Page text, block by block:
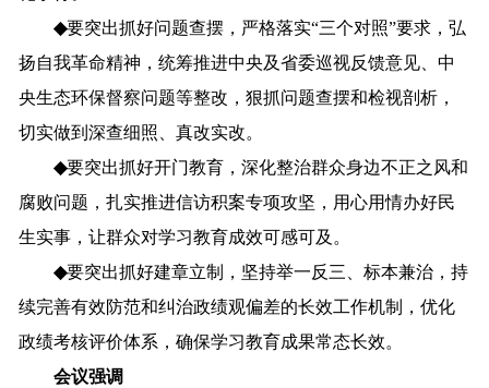
◆要突出抓好问题查摆，严格落实“三个对照”要求，弘
扬自我革命精神，统筹推进中央及省委巡视反馈意见、中
央生态环保督察问题等整改 ，狠抓问题查摆和检视剖析，
切实做到深查细照、真改实改。
◆要突出抓好开门教育，深化整治群众身边不正之风和
腐败问题，扎实推进信访积案专项攻坚，用心用情办好民
生实事，让群众对学习教育成效可感可及。
◆要突出抓好建章立制， 坚持举一反三、标本兼治，持
续完善有效防范和纠治政绩观偏差的长效工作机制，优化
政绩考核评价体系，确保学习教育成果常态长效。
会议强调